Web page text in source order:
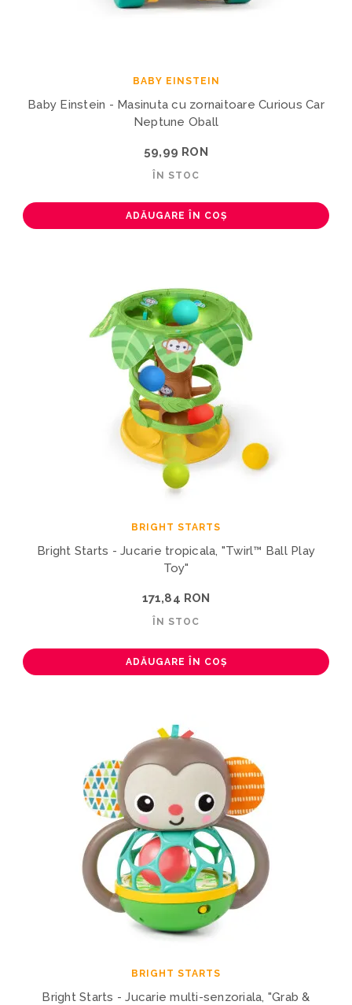
BABY EINSTEIN
Baby Einstein - Masinuta cu zornaitoare Curious Car
Neptune Oball
59,99 RON
ÎN STOC
ADĂUGARE ÎN COȘ
BRIGHT STARTS
Bright Starts - Jucarie tropicala, "Twirl™ Ball Play
Toy"
171,84 RON
ÎN STOC
ADĂUGARE ÎN COȘ
BRIGHT STARTS
Bright Starts - Jucarie multi-senzoriala, "Grab &